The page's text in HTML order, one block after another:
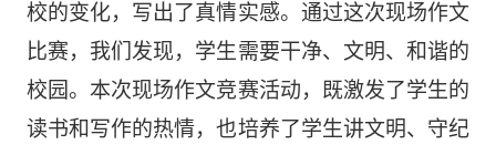
校的变化，写出了真情实感。通过这次现场作文
比赛，我们发现，学生需要干净、文明、和谐的
校园。本次现场作文竞赛活动，既激发了学生的
读书和写作的热情，也培养了学生讲文明、守纪